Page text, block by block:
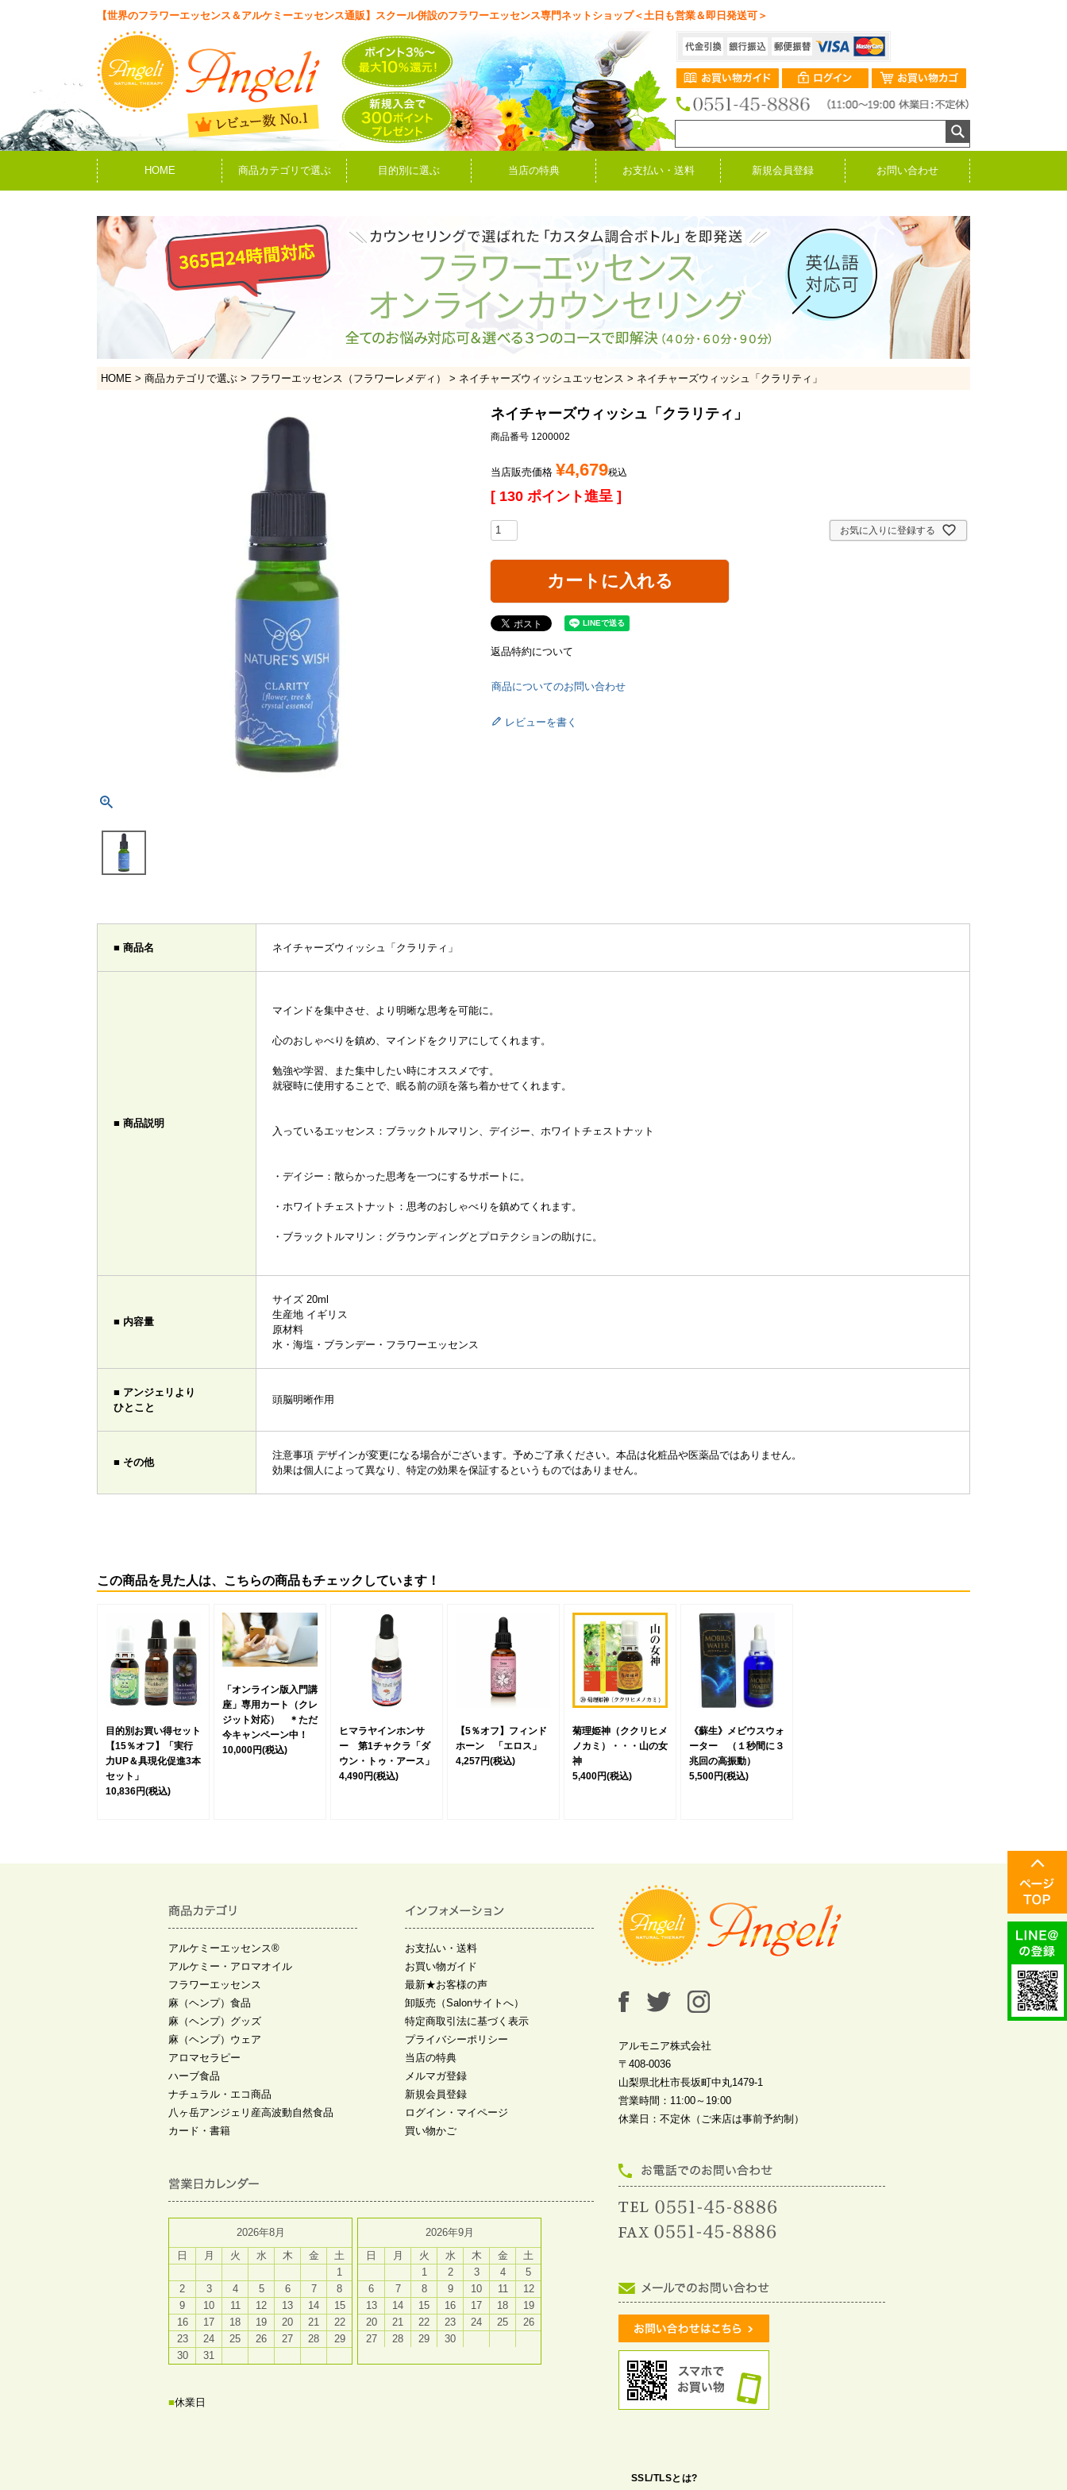
【世界のフラワーエッセンス＆アルケミーエッセンス通販】スクール併設のフラワーエッセンス専門ネットショップ＜土日も営業＆即日発送可＞
HOME 商品カテゴリで選ぶ 目的別に選ぶ 当店の特典 お支払い・送料 新規会員登録 お問い合わせ
HOME 商品カテゴリで選ぶ フラワーエッセンス（フラワーレメディ） ネイチャーズウィッシュエッセンス ネイチャーズウィッシュ「クラリティ」
ネイチャーズウィッシュ「クラリティ」
商品番号 1200002
当店販売価格 ¥4,679税込
[ 130 ポイント進呈 ]
お気に入りに登録する
カートに入れる
返品特約について
商品についてのお問い合わせ
レビューを書く
■ 商品名 ネイチャーズウィッシュ「クラリティ」
■ 商品説明
マインドを集中させ、より明晰な思考を可能に。
心のおしゃべりを鎮め、マインドをクリアにしてくれます。
勉強や学習、また集中したい時にオススメです。
就寝時に使用することで、眠る前の頭を落ち着かせてくれます。
入っているエッセンス：ブラックトルマリン、デイジー、ホワイトチェストナット
・デイジー：散らかった思考を一つにするサポートに。
・ホワイトチェストナット：思考のおしゃべりを鎮めてくれます。
・ブラックトルマリン：グラウンディングとプロテクションの助けに。
■ 内容量
サイズ 20ml
生産地 イギリス
原材料
水・海塩・ブランデー・フラワーエッセンス
■ アンジェリより
ひとこと
頭脳明晰作用
■ その他
注意事項 デザインが変更になる場合がございます。予めご了承ください。本品は化粧品や医薬品ではありません。
効果は個人によって異なり、特定の効果を保証するというものではありません。
この商品を見た人は、こちらの商品もチェックしています！
目的別お買い得セット
【15％オフ】「実行
力UP＆具現化促進3本
セット」
10,836円(税込)
「オンライン版入門講
座」専用カート（クレ
ジット対応） ＊ただ
今キャンペーン中！
10,000円(税込)
ヒマラヤインホンサ
ー 第1チャクラ「ダ
ウン・トゥ・アース」
4,490円(税込)
【5％オフ】フィンド
ホーン 「エロス」
4,257円(税込)
菊理姫神（ククリヒメ
ノカミ）・・・山の女
神
5,400円(税込)
《蘇生》メビウスウォ
ーター （１秒間に３
兆回の高振動）
5,500円(税込)
アルケミーエッセンス®
アルケミー・アロマオイル
フラワーエッセンス
麻（ヘンプ）食品
麻（ヘンプ）グッズ
麻（ヘンプ）ウェア
アロマセラピー
ハーブ食品
ナチュラル・エコ商品
八ヶ岳アンジェリ産高波動自然食品
カード・書籍
お支払い・送料
お買い物ガイド
最新★お客様の声
卸販売（Salonサイトへ）
特定商取引法に基づく表示
プライバシーポリシー
当店の特典
メルマガ登録
新規会員登録
ログイン・マイページ
買い物かご
2026年8月
日
月 火 水 木 金
土
1
2
3 4 5 6 7
8
9
10 11 12 13 14
15
16
17 18 19 20 21
22
23
24 25 26 27 28
29
30
31
2026年9月
日
月 火 水 木 金
土
1
2 3 4
5
6
7 8 9 10 11
12
13
14 15 16 17 18
19
20
21 22 23 24 25
26
27
28 29 30
■休業日
アルモニア株式会社
〒408-0036
山梨県北杜市長坂町中丸1479-1
営業時間：11:00～19:00
休業日：不定休（ご来店は事前予約制）
SSL/TLSとは?